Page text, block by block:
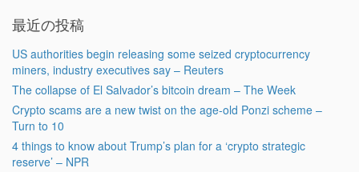
最近の投稿
US authorities begin releasing some seized cryptocurrency
miners, industry executives say – Reuters
The collapse of El Salvador’s bitcoin dream – The Week
Crypto scams are a new twist on the age-old Ponzi scheme –
Turn to 10
4 things to know about Trump’s plan for a ‘crypto strategic
reserve’ – NPR